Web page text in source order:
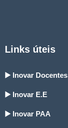
Links úteis
▶️ Inovar Docentes
▶️ Inovar E.E
▶️ Inovar PAA